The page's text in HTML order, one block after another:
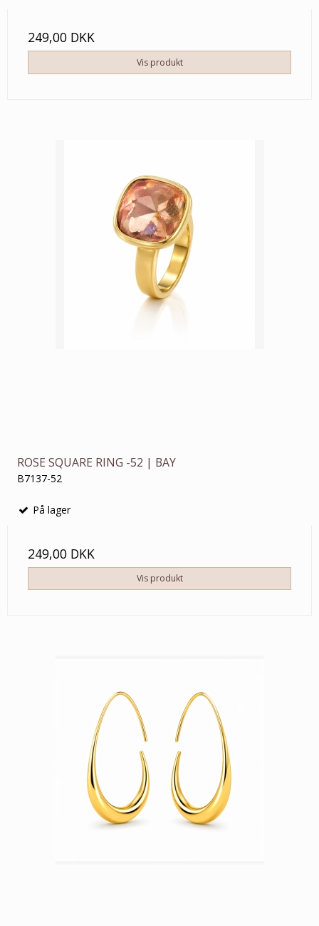
249,00 DKK
Vis produkt
ROSE SQUARE RING -52 | BAY
B7137-52
På lager
249,00 DKK
Vis produkt